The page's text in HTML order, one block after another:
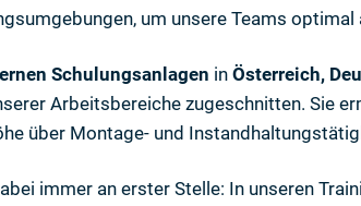
um unsere Teams
Schulungsanlagen in Österreich,
Arbeitsbereiche zugeschnitten. Sie
über Montage- und
immer an erster Stelle: In unseren